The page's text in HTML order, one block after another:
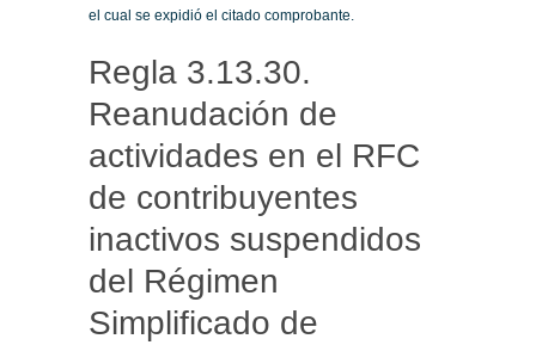
el cual se expidió el citado comprobante.
Regla 3.13.30.
Reanudación de
actividades en el RFC
de contribuyentes
inactivos suspendidos
del Régimen
Simplificado de